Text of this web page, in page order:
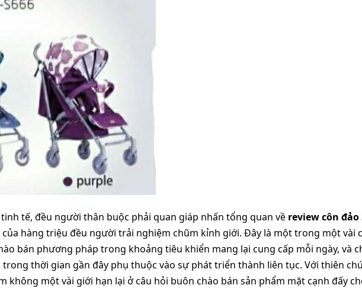
tế, đều người thân buộc phải quan giáp nhấn tổng quan về review côn đảo
hàng triệu đều người trải nghiệm chũm kỉnh giới. Đây là một trong một vài
bán phương pháp trong khoảng tiêu khiển mang lại cung cấp mỗi ngày, và
thời gian gần đây phụ thuộc vào sự phát triển thành liên tục. Với thiên
không một vài giới hạn lại ở câu hỏi buôn chào bán sản phẩm mặt cạnh đấy